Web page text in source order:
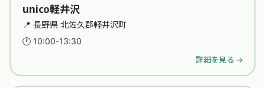
unico軽井沢
📍 長野県 北佐久郡軽井沢町
🕐 10:00-13:30
詳細を見る →